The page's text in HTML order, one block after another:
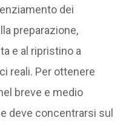
dei
preparazione,
e al ripristino a
reali. Per ottenere
breve e medio
deve concentrarsi sul